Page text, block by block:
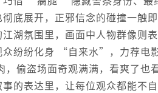
底展开，正邪信念的碰撞一触
湖氛围里，画面中人物群像则
众纷纷化身 “自来水”，力荐电
偷盗场面奇观满满，看爽了也
的表达里，让每位观众都能不